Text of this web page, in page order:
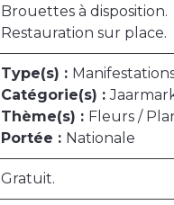
Brouettes à disposition.
Restauration sur place.
Type(s) :
Catégorie(s) :
Thème(s) : Fleurs /
Portée : Nationale
Gratuit.